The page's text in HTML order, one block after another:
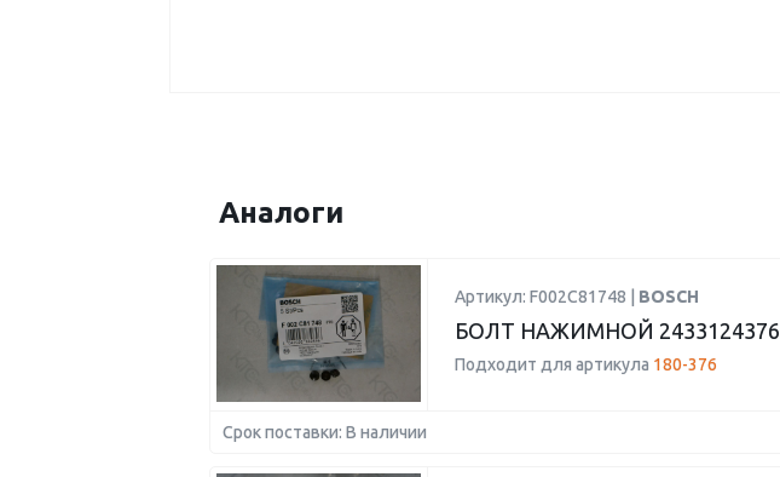
Аналоги
Артикул: F002C81748 | BOSCH
БОЛТ НАЖИМНОЙ 2433124376
Подходит для артикула 180-376
Срок поставки: В наличии